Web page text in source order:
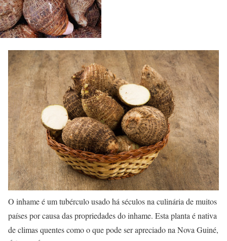
O inhame é um tubérculo usado há séculos na culinária de muitos
países por causa das propriedades do inhame. Esta planta é nativa
de climas quentes como o que pode ser apreciado na Nova Guiné,